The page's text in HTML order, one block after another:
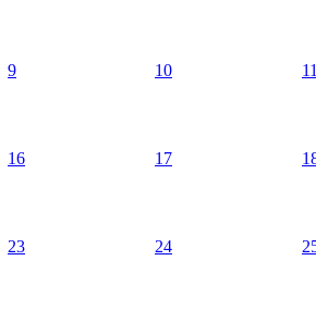
9 10
16 17
23 24